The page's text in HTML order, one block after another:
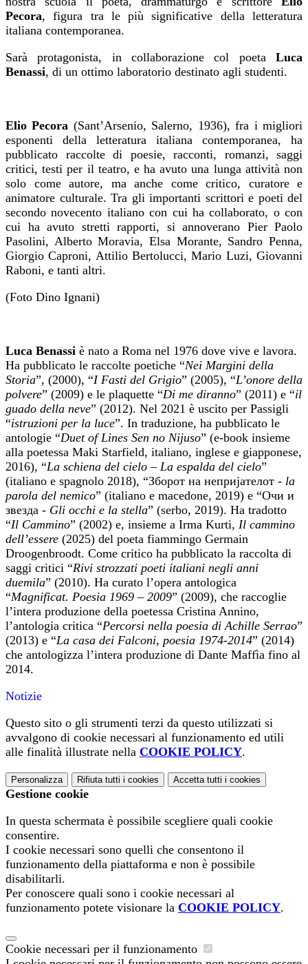
Pecora, figura tra le più significative della letteratura
italiana contemporanea.
Sarà protagonista, in collaborazione col poeta Luca
Benassi, di un ottimo laboratorio destinato agli studenti.
Elio Pecora (Sant’Arsenio, Salerno, 1936), fra i migliori
esponenti della letteratura italiana contemporanea, ha
pubblicato raccolte di poesie, racconti, romanzi, saggi
critici, testi per il teatro, e ha avuto una lunga attività non
solo come autore, ma anche come critico, curatore e
animatore culturale. Tra gli importanti scrittori e poeti del
secondo novecento italiano con cui ha collaborato, o con
cui ha avuto stretti rapporti, si annoverano Pier Paolo
Pasolini, Alberto Moravia, Elsa Morante, Sandro Penna,
Giorgio Caproni, Attilio Bertolucci, Mario Luzi, Giovanni
Raboni, e tanti altri.
(Foto Dino Ignani)
Luca Benassi è nato a Roma nel 1976 dove vive e lavora.
Ha pubblicato le raccolte poetiche “Nei Margini della
Storia”, (2000), “I Fasti del Grigio” (2005), “L’onore della
polvere” (2009) e le plaquette “Di me diranno” (2011) e “il
guado della neve” (2012). Nel 2021 è uscito per Passigli
“istruzioni per la luce”. In traduzione, ha pubblicato le
antologie “Duet of Lines Sen no Nijuso” (e-book insieme
alla poetessa Maki Starfield, italiano, inglese e giapponese,
2016), “La schiena del cielo – La espalda del cielo”
(italiano e spagnolo 2018), “Зборот на непријателот - la
parola del nemico” (italiano e macedone, 2019) e “Очи и
звезда - Gli occhi e la stella” (serbo, 2019). Ha tradotto
“Il Cammino” (2002) e, insieme a Irma Kurti, Il cammino
dell’essere (2025) del poeta fiammingo Germain
Droogenbroodt. Come critico ha pubblicato la raccolta di
saggi critici “Rivi strozzati poeti italiani negli anni
duemila” (2010). Ha curato l’opera antologica
“Magnificat. Poesia 1969 – 2009” (2009), che raccoglie
l’intera produzione della poetessa Cristina Annino,
l’antologia critica “Percorsi nella poesia di Achille Serrao”
(2013) e “La casa dei Falconi, poesia 1974-2014” (2014)
che antologizza l’intera produzione di Dante Maffìa fino al
2014.
Notizie
Questo sito o gli strumenti terzi da questo utilizzati si
avvalgono di cookie necessari al funzionamento ed utili
alle finalità illustrate nella COOKIE POLICY.
Personalizza Rifiuta tutti i cookies Accetta tutti i cookies
Gestione cookie
In questa schermata è possibile scegliere quali cookie
consentire.
I cookie necessari sono quelli che consentono il
funzionamento della piattaforma e non è possibile
disabilitarli.
Per conoscere quali sono i cookie necessari al
funzionamento potete visionare la COOKIE POLICY.
Cookie necessari per il funzionamento